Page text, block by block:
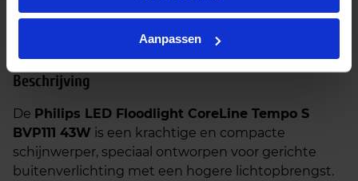
Aanpassen
Fabrikantnaam BVP111 LED73-4S/740 OFA52
Beschrijving
De Philips LED Floodlight CoreLine Tempo S
BVP111 43W is een krachtige en compacte
schijnwerper, speciaal ontworpen voor gerichte
buitenverlichting met een hogere lichtopbrengst.